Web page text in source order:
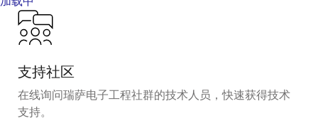
支持社区
在线询问瑞萨电子工程社群的技术人员，快速获得技术
支持。